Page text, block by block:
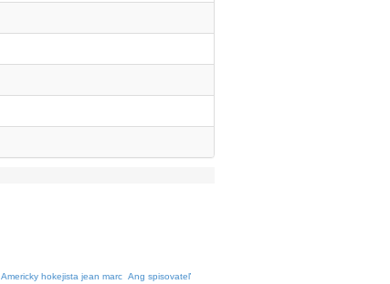
Americky hokejista jean marc Ang spisovateľ